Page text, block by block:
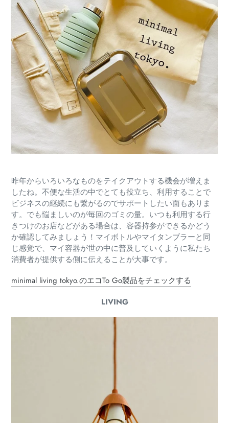
昨年からいろいろなものをテイクアウトする機会が増えま
したね。不便な生活の中でとても役立ち、利用することで
ビジネスの継続にも繋がるのでサポートしたい面もありま
す。でも悩ましいのが毎回のゴミの量。いつも利用する行
きつけのお店などがある場合は、容器持参ができるかどう
か確認してみましょう！マイボトルやマイタンブラーと同
じ感覚で、マイ容器が世の中に普及していくように私たち
消費者が提供する側に伝えることが大事です。
minimal living tokyo.のエコTo Go製品をチェックする
LIVING